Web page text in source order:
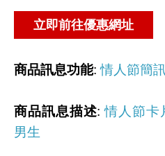
商品訊息功能:情人節簡
商品訊息描述:情人節卡
男生